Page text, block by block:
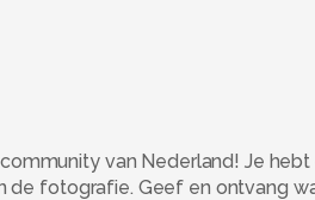
van Nederland! Je
de fotografie. Geef en ontvang